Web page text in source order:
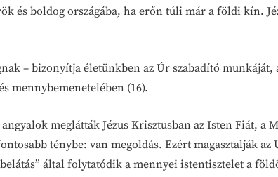
és boldog országába, ha erőn túli már a földi kín.
– bizonyítja életünkben az Úr szabadító munkáját,
mennybemenetelében (16).
meglátták Jézus Krisztusban az Isten Fiát, a
ténybe: van megoldás. Ezért magasztalják az
által folytatódik a mennyei istentisztelet a